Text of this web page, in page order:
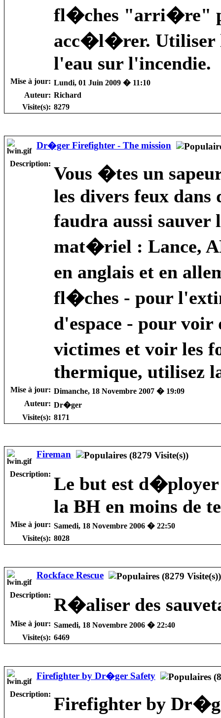
fl�ches "arri�re"
acc�l�rer. Utiliser
l'eau sur l'incendie.
Mise à jour: Lundi, 01 Juin 2009 � 11:10
Auteur: Richard
Visite(s): 8279
Dr�ger Firefighter - The mission
Description: Vous �tes un
les divers feux dans
faudra aussi
mat�riel : Lance,
en anglais et en
fl�ches - pour
d'espace - pour
victimes et voir les
thermique, utilisez
Mise à jour: Dimanche, 18 Novembre 2007 � 19:09
Auteur: Dr�ger
Visite(s): 8171
Fireman
Description: Le but est d�ployer
la BH en moins de
Mise à jour: Samedi, 18 Novembre 2006 � 22:50
Visite(s): 8028
Rockface Rescue
Description: R�aliser des
Mise à jour: Samedi, 18 Novembre 2006 � 22:40
Visite(s): 6469
Firefighter by Dr�ger Safety
Description: Firefighter by